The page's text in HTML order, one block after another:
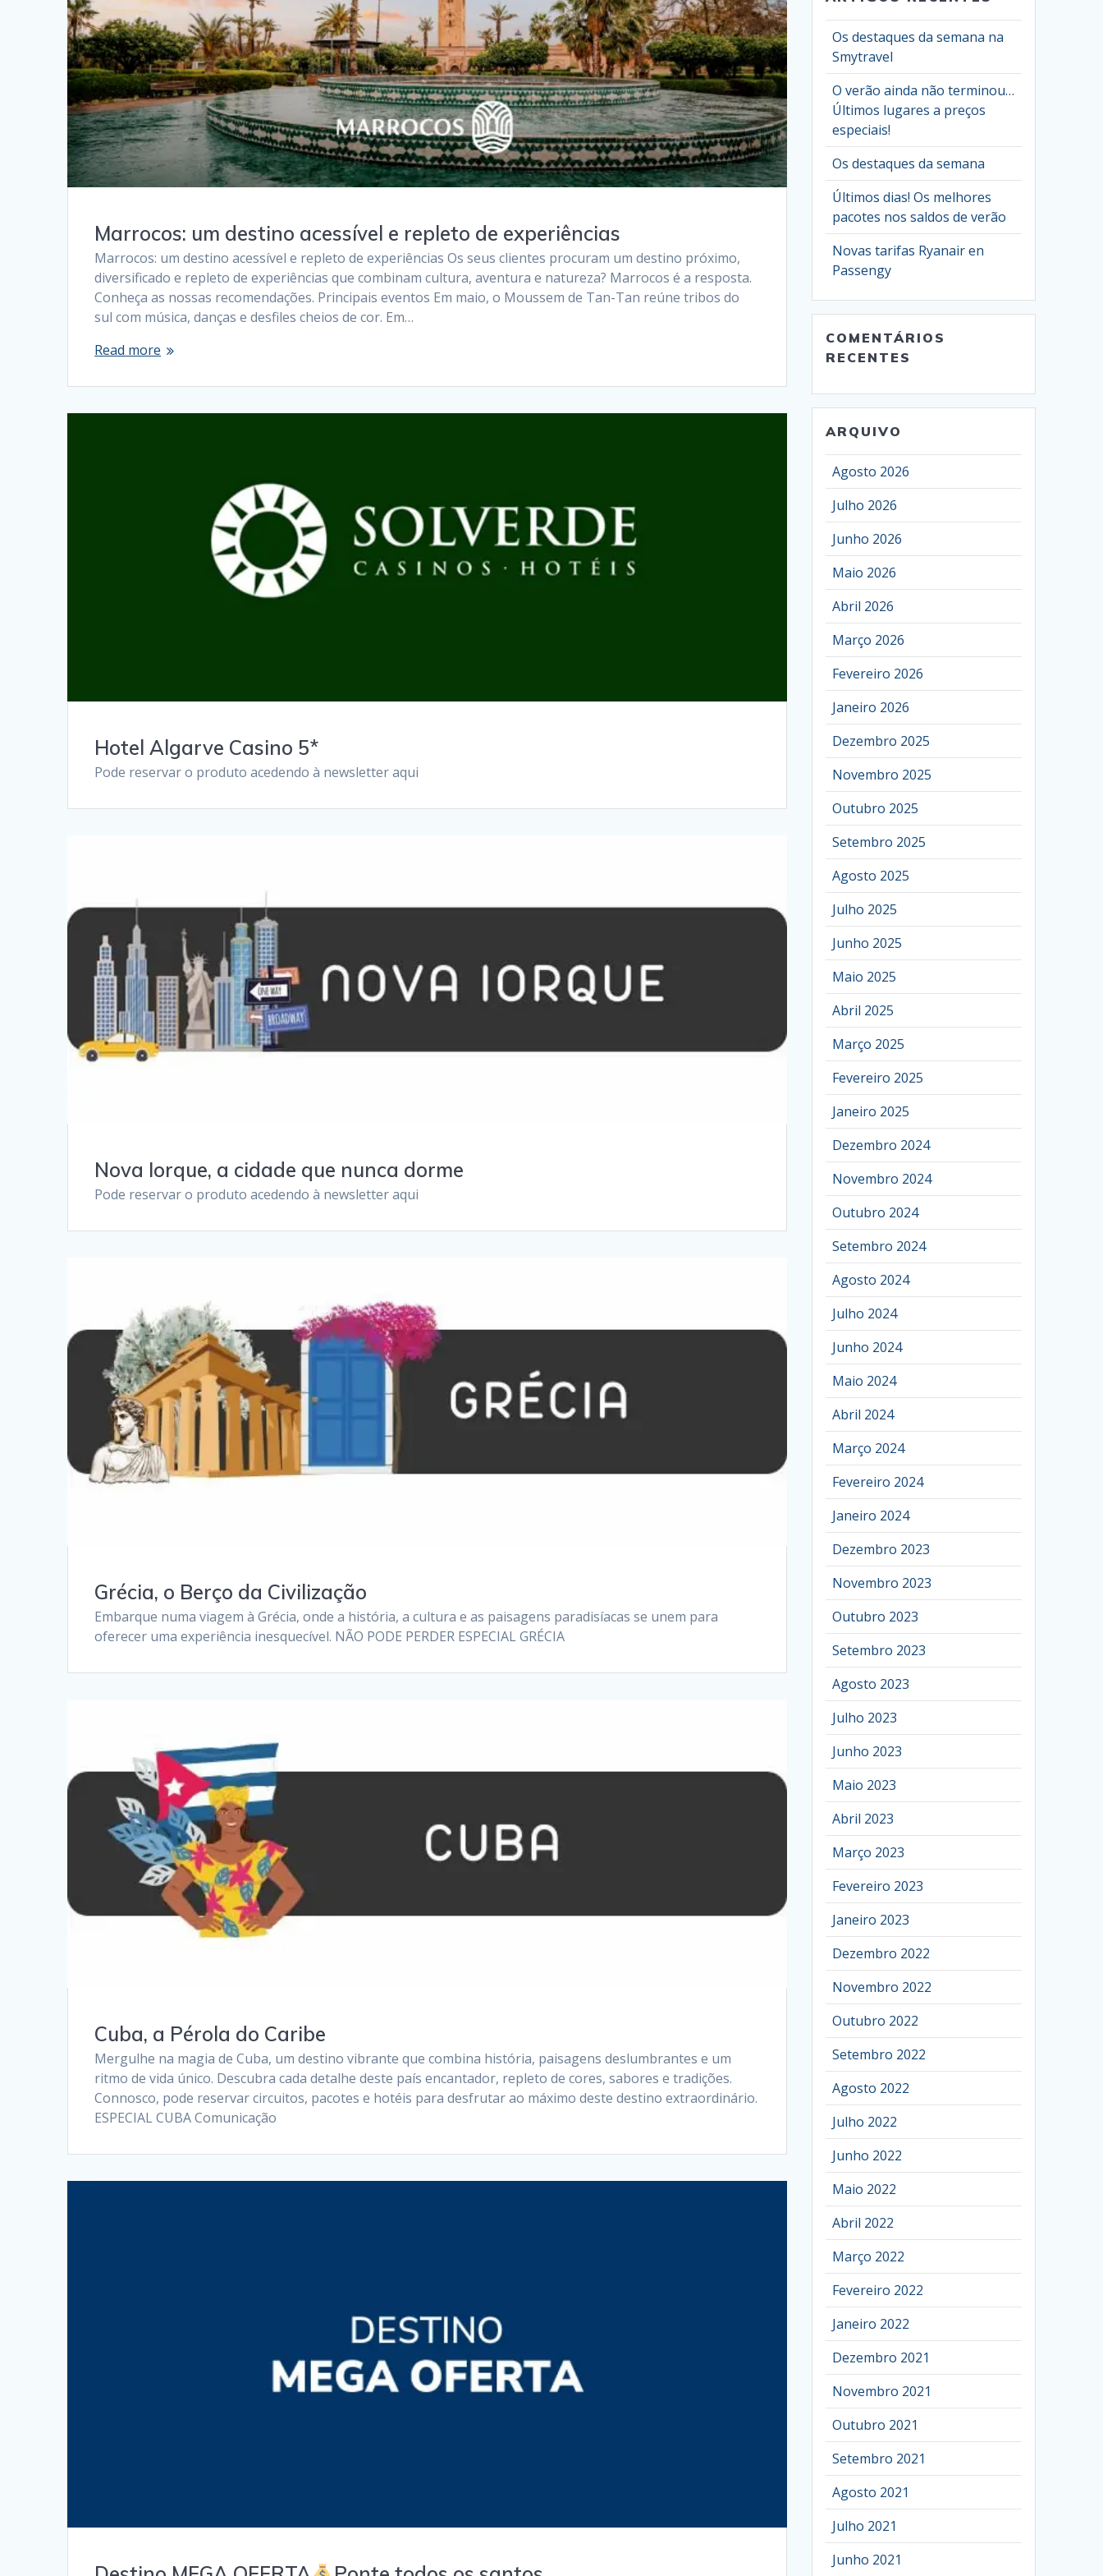
Marrocos: um destino acessível e repleto de experiências
Marrocos: um destino acessível e repleto de experiências Os seus clientes procuram um destino próximo,
diversificado e repleto de experiências que combinam cultura, aventura e natureza? Marrocos é a resposta.
Conheça as nossas recomendações. Principais eventos Em maio, o Moussem de Tan-Tan reúne tribos do
sul com música, danças e desfiles cheios de cor. Em…
Read more
Hotel Algarve Casino 5*
Pode reservar o produto acedendo à newsletter aqui
Nova Iorque, a cidade que nunca dorme
Pode reservar o produto acedendo à newsletter aqui
Grécia, o Berço da Civilização
Embarque numa viagem à Grécia, onde a história, a cultura e as paisagens paradisíacas se unem para
oferecer uma experiência inesquecível. NÃO PODE PERDER ESPECIAL GRÉCIA
Cuba, a Pérola do Caribe
Mergulhe na magia de Cuba, um destino vibrante que combina história, paisagens deslumbrantes e um
ritmo de vida único. Descubra cada detalhe deste país encantador, repleto de cores, sabores e tradições.
Connosco, pode reservar circuitos, pacotes e hotéis para desfrutar ao máximo deste destino extraordinário.
ESPECIAL CUBA Comunicação
Os destaques da semana na
Smytravel
O verão ainda não terminou…
Últimos lugares a preços
especiais!
Os destaques da semana
Últimos dias! Os melhores
pacotes nos saldos de verão
Novas tarifas Ryanair en
Passengy
COMENTÁRIOS
RECENTES
ARQUIVO
Agosto 2026
Julho 2026
Junho 2026
Maio 2026
Abril 2026
Março 2026
Fevereiro 2026
Janeiro 2026
Dezembro 2025
Novembro 2025
Outubro 2025
Setembro 2025
Agosto 2025
Julho 2025
Junho 2025
Maio 2025
Abril 2025
Março 2025
Fevereiro 2025
Janeiro 2025
Dezembro 2024
Novembro 2024
Outubro 2024
Setembro 2024
Agosto 2024
Julho 2024
Junho 2024
Maio 2024
Abril 2024
Março 2024
Fevereiro 2024
Janeiro 2024
Dezembro 2023
Novembro 2023
Outubro 2023
Setembro 2023
Agosto 2023
Julho 2023
Junho 2023
Maio 2023
Abril 2023
Março 2023
Fevereiro 2023
Janeiro 2023
Dezembro 2022
Novembro 2022
Outubro 2022
Setembro 2022
Agosto 2022
Julho 2022
Junho 2022
Maio 2022
Abril 2022
Março 2022
Fevereiro 2022
Janeiro 2022
Dezembro 2021
Novembro 2021
Outubro 2021
Setembro 2021
Agosto 2021
Julho 2021
Junho 2021